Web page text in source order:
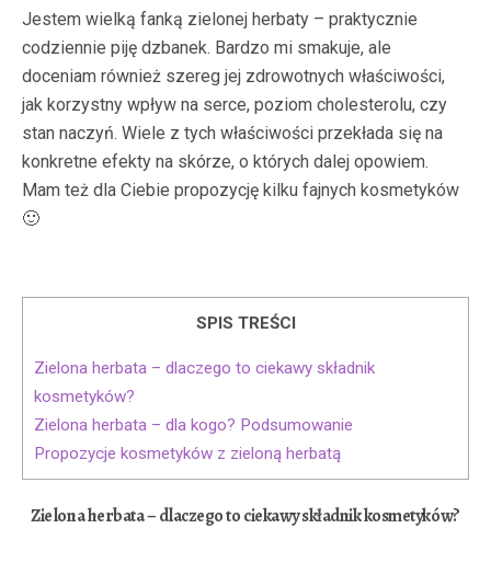
Jestem wielką fanką zielonej herbaty – praktycznie
codziennie piję dzbanek. Bardzo mi smakuje, ale
doceniam również szereg jej zdrowotnych właściwości,
jak korzystny wpływ na serce, poziom cholesterolu, czy
stan naczyń. Wiele z tych właściwości przekłada się na
konkretne efekty na skórze, o których dalej opowiem.
Mam też dla Ciebie propozycję kilku fajnych kosmetyków
🙂
SPIS TREŚCI
Zielona herbata – dlaczego to ciekawy składnik
kosmetyków?
Zielona herbata – dla kogo? Podsumowanie
Propozycje kosmetyków z zieloną herbatą
Zielona herbata – dlaczego to ciekawy składnik kosmetyków?